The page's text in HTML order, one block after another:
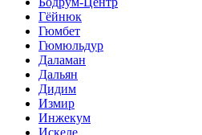
Гёйнюк
Гюмбет
Гюмюльдур
Даламан
Дальян
Дидим
Измир
Инжекум
Искеле